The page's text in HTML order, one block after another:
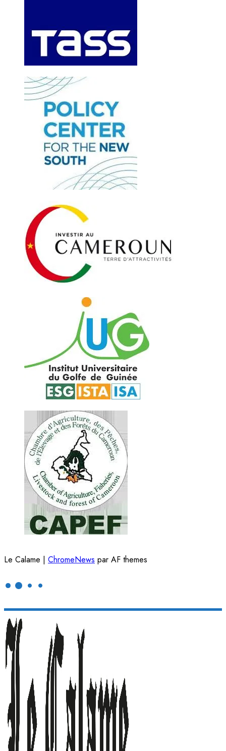
Le Calame | ChromeNews par AF themes